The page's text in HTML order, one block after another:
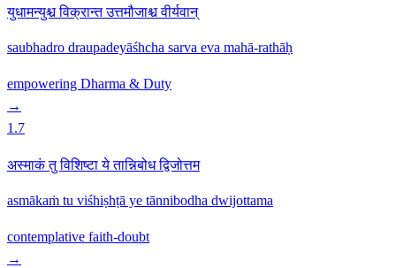
युधामन्युश्च विक्रान्त उत्तमौजाश्च वीर्यवान्
saubhadro draupadeyāśhcha sarva eva mahā-rathāḥ
empowering Dharma & Duty
→
1.7
अस्माकं तु विशिष्टा ये तान्निबोध द्विजोत्तम
asmākaṁ tu viśhiṣhṭā ye tānnibodha dwijottama
contemplative faith-doubt
→